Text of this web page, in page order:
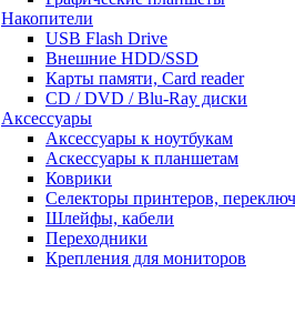
Накопители
USB Flash Drive
Внешние HDD/SSD
Карты памяти, Card reader
CD / DVD / Blu-Ray диски
Аксессуары
Аксессуары к ноутбукам
Аскессуары к планшетам
Коврики
Селекторы принтеров,
Шлейфы, кабели
Переходники
Крепления для мониторов